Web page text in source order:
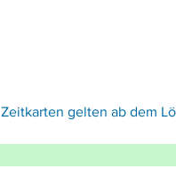
Zeitkarten gelten ab dem